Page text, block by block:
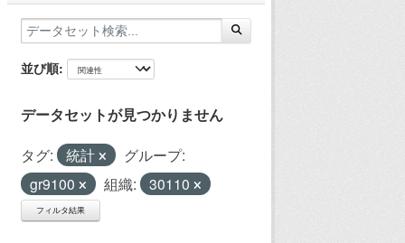
並び順
データセットが見つかりません
タグ: 統計
グループ:
gr9100
組織: 30110
フィルタ結果